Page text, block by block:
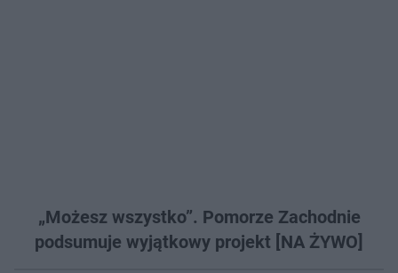
„Możesz wszystko”. Pomorze Zachodnie
podsumuje wyjątkowy projekt [NA ŻYWO]